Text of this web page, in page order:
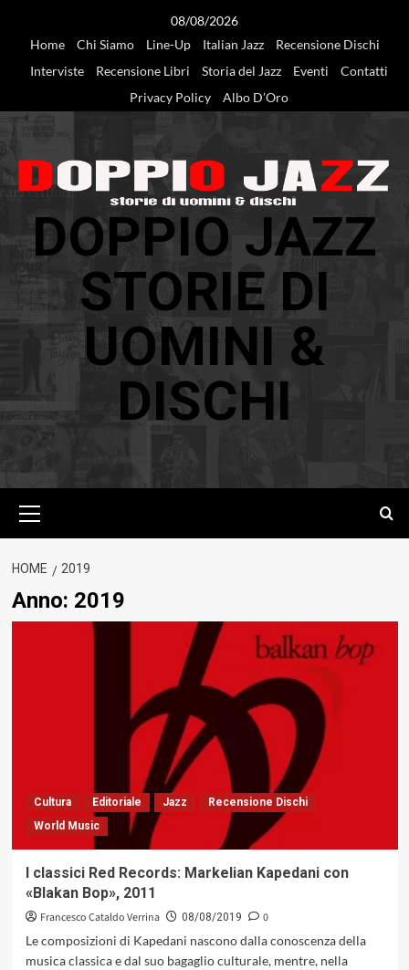
08/08/2026
Home
Chi Siamo Line-Up Italian Jazz
Recensione Dischi
Interviste
Recensione Libri Storia del Jazz Eventi
Contatti
Privacy Policy
Albo D’Oro
DOPPIO JAZZ
STORIE DI
UOMINI &
DISCHI
principale
HOME 2019
Anno: 2019
Cultura Editoriale Jazz
Recensione Dischi
World Music
I classici Red Records: Markelian Kapedani con
«Blakan Bop», 2011
Francesco Cataldo Verrina 08/08/2019
0
Le composizioni di Kapedani nascono dalla conoscenza della
musica classica e dal suo bagaglio culturale, mentre, nella